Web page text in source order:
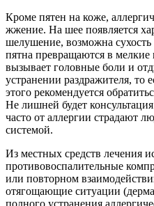
Кроме пятен на коже,
жжение. На шее появляется
шелушение, возможна
пятна превращаются в
вызывает головные боли и
устранении раздражителя, то
этого рекомендуется
Не лишней будет
часто от аллергии страдают
системой.
Из местных средств лечения
противовоспалительные
или повторном
отягощающие ситуации
полного устранения